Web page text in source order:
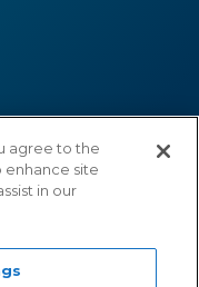
agree to the
enhance site
in our